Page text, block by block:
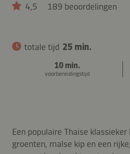
4,5 189 beoordelingen
totale tijd 25 min.
10 min.
voorbereidingstijd
Een populaire Thaise
groenten, malse kip en een